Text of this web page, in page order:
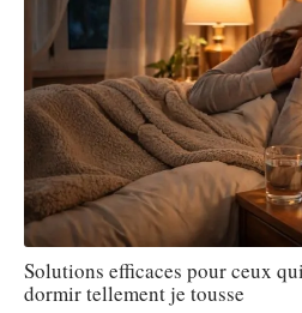
Solutions efficaces pour ceux
dormir tellement je tousse